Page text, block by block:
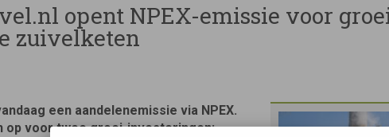
opent NPEX-emissie voor
zuivelketen
een aandelenemissie via NPEX.
op voor twee groei-investeringen: